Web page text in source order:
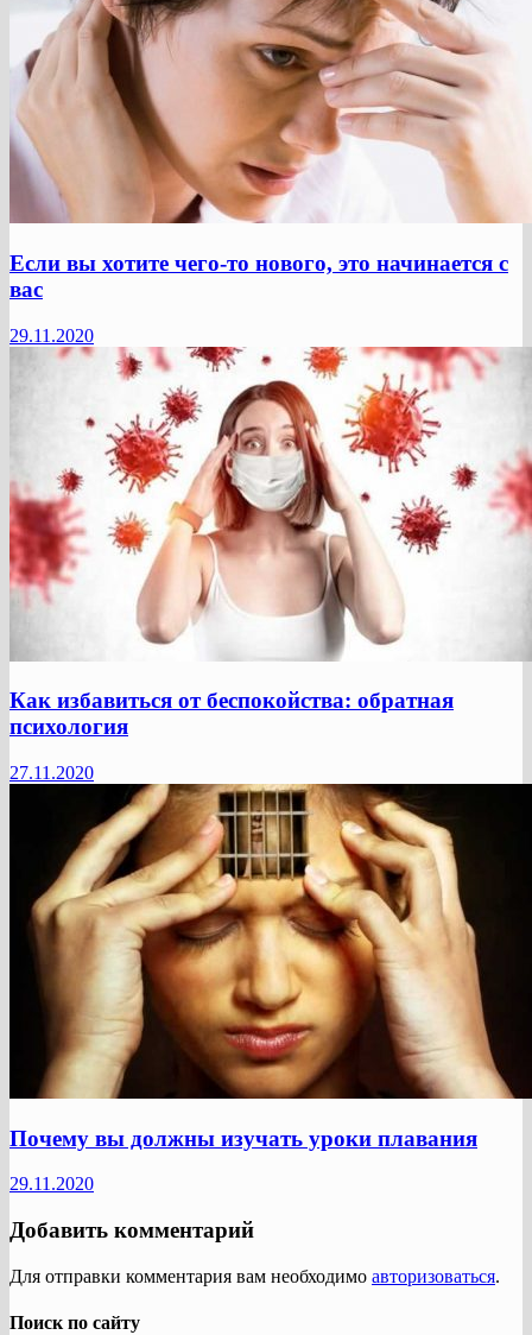
Если вы хотите чего-то нового, это начинается с
вас
29.11.2020
Как избавиться от беспокойства: обратная
психология
27.11.2020
Почему вы должны изучать уроки плавания
29.11.2020
Добавить комментарий
Для отправки комментария вам необходимо авторизоваться.
Поиск по сайту